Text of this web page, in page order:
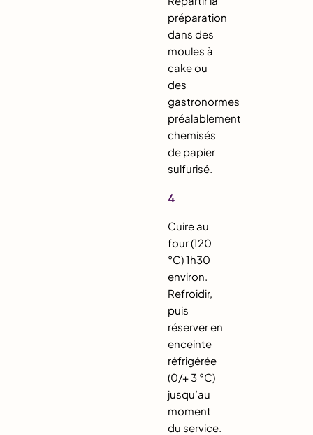
préparation
dans des
moules à
cake ou
des
gastronormes
préalablement
chemisés
de papier
sulfurisé.
4
Cuire au
four (120
°C) 1h30
environ.
Refroidir,
puis
réserver en
enceinte
réfrigérée
(0/+ 3 °C)
jusqu’au
moment
du service.